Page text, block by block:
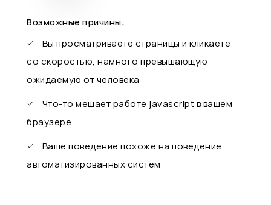
Возможные причины:
Вы просматриваете страницы и кликаете
со скоростью, намного превышающую
ожидаемую от человека
Что-то мешает работе javascript в вашем
браузере
Ваше поведение похоже на поведение
автоматизированных систем